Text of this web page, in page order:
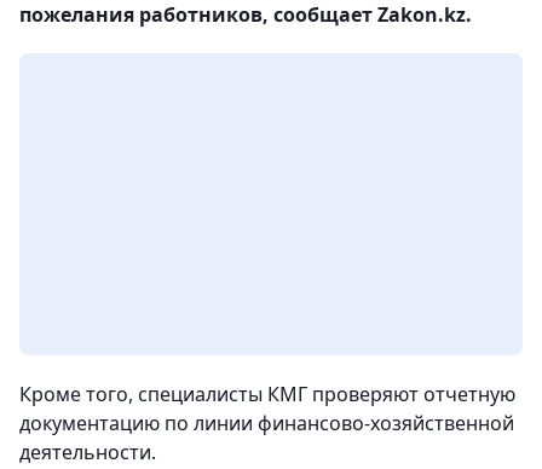
пожелания работников, сообщает Zakon.kz.
Кроме того, специалисты КМГ проверяют отчетную
документацию по линии финансово-хозяйственной
деятельности.